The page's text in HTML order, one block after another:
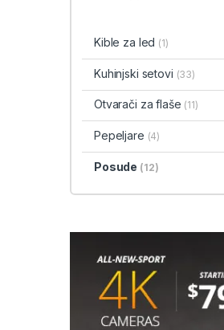
Kible za led (1)
Kuhinjski setovi (33)
Otvarači za flaše (11)
Pepeljare (4)
Posude (12)